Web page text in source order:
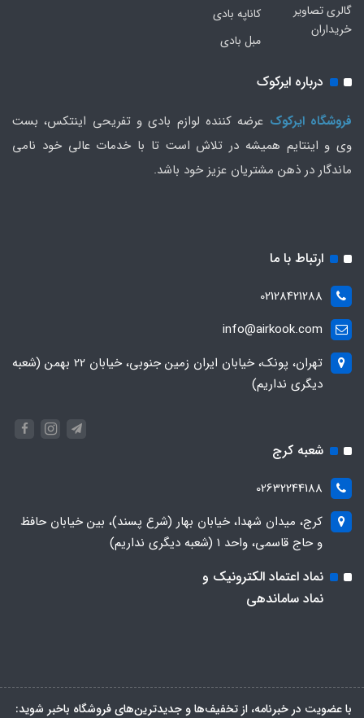
گالری تصاویر
خریداران
کاناپه بادی
مبل بادی
درباره ایرکوک
فروشگاه ایرکوک عرضه کننده لوازم بادی و تفریحی اینتکس، بست
وی و اینتایم همیشه در تلاش است تا با خدمات عالی خود نامی
ماندگار در ذهن مشتریان عزیز خود باشد.
ارتباط با ما
02128421288
info@airkook.com
تهران، پونک، خیابان ایران زمین جنوبی، خیابان 22 بهمن (شعبه
دیگری نداریم)
شعبه کرج
02632244188
کرج، میدان شهدا، خیابان بهار (شرع پسند)، بین خیابان حافظ
و حاج قاسمی، واحد ۱ (شعبه دیگری نداریم)
نماد اعتماد الکترونیک و
نماد ساماندهی
با عضویت در خبرنامه، از تخفیف‌ها و جدیدترین‌های فروشگاه باخبر شوید: